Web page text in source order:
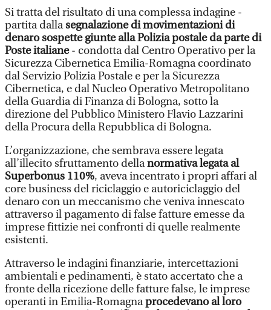
Si tratta del risultato di una complessa indagine -
partita dallasegnalazione di movimentazioni di
denaro sospette giunte alla Polizia postale da parte di
Poste italiane- condotta dal Centro Operativo per la
Sicurezza Cibernetica Emilia-Romagna coordinato
dal Servizio Polizia Postale e per la Sicurezza
Cibernetica, e dal Nucleo Operativo Metropolitano
della Guardia di Finanza di Bologna, sotto la
direzione del Pubblico Ministero Flavio Lazzarini
della Procura della Repubblica di Bologna.
L’organizzazione, che sembrava essere legata
all’illecito sfruttamento dellanormativa legata al
Superbonus 110%, aveva incentrato i propri affari al
core business del riciclaggio e autoriciclaggio del
denaro con un meccanismo che veniva innescato
attraverso il pagamento di false fatture emesse da
imprese fittizie nei confronti di quelle realmente
esistenti.
Attraverso le indagini finanziarie, intercettazioni
ambientali e pedinamenti, è stato accertato che a
fronte della ricezione delle fatture false, le imprese
operanti in Emilia-Romagnaprocedevano al loro